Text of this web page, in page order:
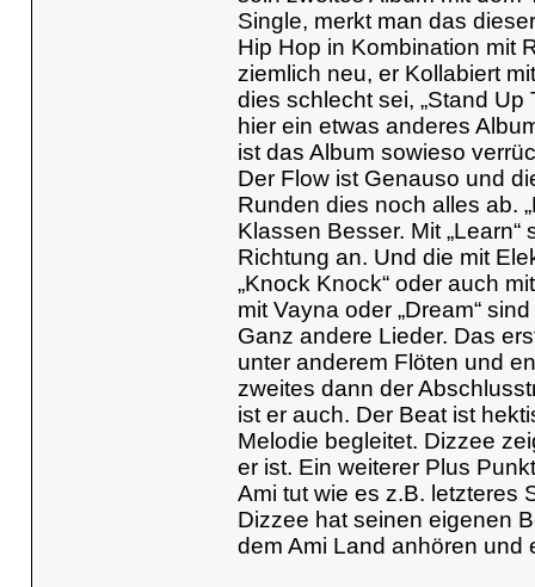
Single, merkt man das
Hip Hop in Kombination mit
ziemlich neu, er Kollabiert
dies schlecht sei, „Stand
hier ein etwas anderes
ist das Album sowieso
Der Flow ist Genauso und
Runden dies noch alles ab.
Klassen Besser. Mit
Richtung an. Und die mit
„Knock Knock“ oder auch
mit Vayna oder „Dream“
Ganz andere Lieder. Das
unter anderem Flöten und
zweites dann der
ist er auch. Der Beat ist
Melodie begleitet. Dizzee
er ist. Ein weiterer Plus
Ami tut wie es z.B. letzteres
Dizzee hat seinen eigenen
dem Ami Land anhören und